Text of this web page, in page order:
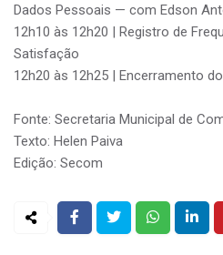
Dados Pessoais — com Edson
12h10 às 12h20 | Registro de
Satisfação
12h20 às 12h25 | Encerramento
Fonte: Secretaria Municipal de
Texto: Helen Paiva
Edição: Secom